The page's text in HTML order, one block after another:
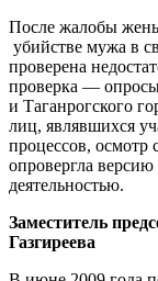
После жалобы
убийстве мужа в
проверена
проверка —
и Таганрогского
лиц, являвшихся
процессов, осмотр
опровергла
деятельностью.
Заместитель
Газгиреева